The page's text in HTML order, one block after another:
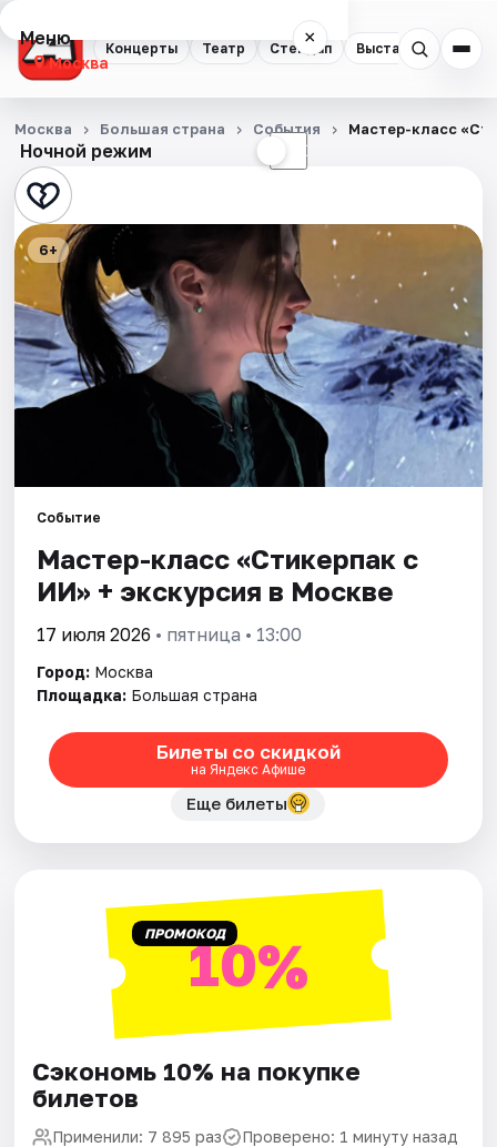
Концерты Театр Стендап Выставки
Меню ×
Москва
Концерты
Театр
Стендап
Выставки
Квесты
Экскурсии
Города
Площадки
Рейтинги
Ночной режим ☾
Москва Большая страна События Мастер-класс
6+
Событие
Мастер-класс «Стикерпак с
ИИ» + экскурсия в Москве
17 июля 2026 • пятница • 13:00
Город: Москва
Площадка: Большая страна
Билеты со скидкой
на Яндекс Афише
Еще билеты
ПРОМОКОД10%
Сэкономь 10% на покупке
билетов
Применили: 7 895 раз Проверено: 1 минуту назад